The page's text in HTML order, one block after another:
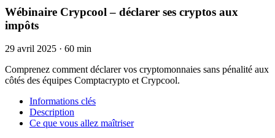
Wébinaire Crypcool – déclarer ses cryptos aux
impôts
29 avril 2025 · 60 min
Comprenez comment déclarer vos cryptomonnaies sans pénalité aux
côtés des équipes Comptacrypto et Crypcool.
Informations clés
Description
Ce que vous allez maîtriser